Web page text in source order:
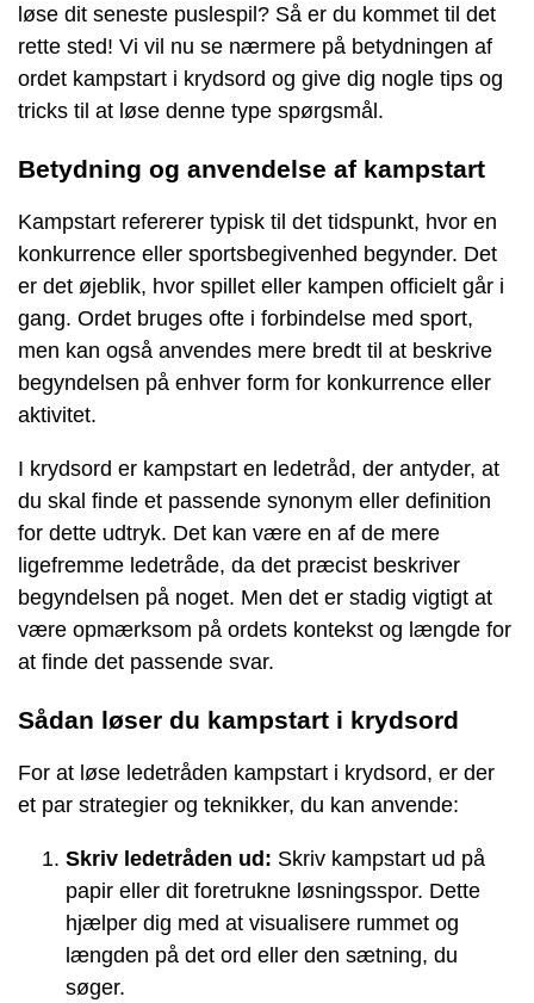
løse dit seneste puslespil? Så er du kommet til det
rette sted! Vi vil nu se nærmere på betydningen af
ordet kampstart i krydsord og give dig nogle tips og
tricks til at løse denne type spørgsmål.
Betydning og anvendelse af kampstart
Kampstart refererer typisk til det tidspunkt, hvor en
konkurrence eller sportsbegivenhed begynder. Det
er det øjeblik, hvor spillet eller kampen officielt går i
gang. Ordet bruges ofte i forbindelse med sport,
men kan også anvendes mere bredt til at beskrive
begyndelsen på enhver form for konkurrence eller
aktivitet.
I krydsord er kampstart en ledetråd, der antyder, at
du skal finde et passende synonym eller definition
for dette udtryk. Det kan være en af de mere
ligefremme ledetråde, da det præcist beskriver
begyndelsen på noget. Men det er stadig vigtigt at
være opmærksom på ordets kontekst og længde for
at finde det passende svar.
Sådan løser du kampstart i krydsord
For at løse ledetråden kampstart i krydsord, er der
et par strategier og teknikker, du kan anvende:
Skriv ledetråden ud: Skriv kampstart ud på
papir eller dit foretrukne løsningsspor. Dette
hjælper dig med at visualisere rummet og
længden på det ord eller den sætning, du
søger.